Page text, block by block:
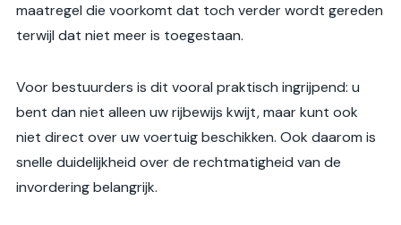
maatregel die voorkomt dat toch verder wordt gereden
terwijl dat niet meer is toegestaan.
Voor bestuurders is dit vooral praktisch ingrijpend: u
bent dan niet alleen uw rijbewijs kwijt, maar kunt ook
niet direct over uw voertuig beschikken. Ook daarom is
snelle duidelijkheid over de rechtmatigheid van de
invordering belangrijk.